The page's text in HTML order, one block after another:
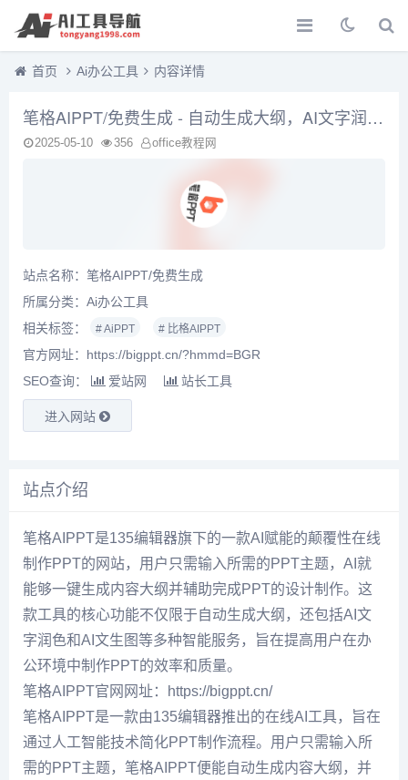
首页 Ai办公工具 内容详情
笔格AIPPT/免费生成 - 自动生成大纲，AI文字润色，AI文生图等多种智能服务
2025-05-10 356 office教程网
站点名称：笔格AIPPT/免费生成
所属分类： Ai办公工具
相关标签：
# AiPPT # 比格AIPPT
官方网址：https://bigppt.cn/?hmmd=BGR
SEO查询：
爱站网 站长工具
进入网站
站点介绍
笔格AIPPT是135编辑器旗下的一款AI赋能的颠覆性在线
制作PPT的网站，用户只需输入所需的PPT主题，AI就
能够一键生成内容大纲并辅助完成PPT的设计制作。这
款工具的核心功能不仅限于自动生成大纲，还包括AI文
字润色和AI文生图等多种智能服务，旨在提高用户在办
公环境中制作PPT的效率和质量。
笔格AIPPT官网网址：https://bigppt.cn/
笔格AIPPT是一款由135编辑器推出的在线AI工具，旨在
通过人工智能技术简化PPT制作流程。用户只需输入所
需的PPT主题，笔格AIPPT便能自动生成内容大纲，并